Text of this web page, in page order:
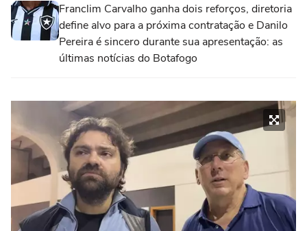
Franclim Carvalho ganha dois reforços, diretoria
define alvo para a próxima contratação e Danilo
Pereira é sincero durante sua apresentação: as
últimas notícias do Botafogo